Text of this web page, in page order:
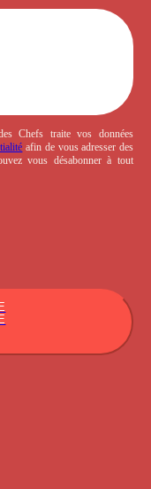
Chefs traite vos données
afin de vous adresser des
vous désabonner à tout